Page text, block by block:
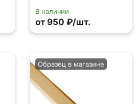
В наличии
от 950 ₽/шт.
Образец в магазине